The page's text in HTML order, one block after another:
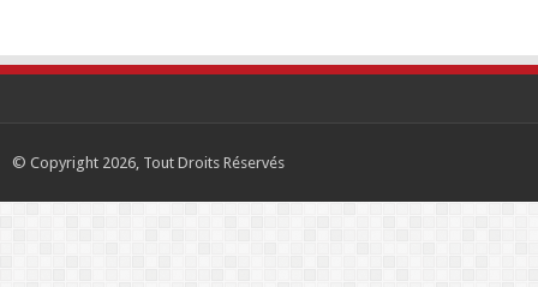
© Copyright 2026, Tout Droits Réservés